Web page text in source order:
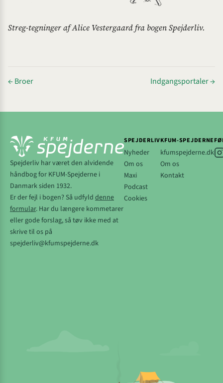
Streg-tegninger af Alice Vestergaard fra bogen Spejderliv.
← Broer Indgangsportaler →
Spejderliv har været den alvidende
håndbog for KFUM-Spejderne i
Danmark siden 1932.
Er der fejl i bogen? Så udfyld denne
formular. Har du længere kommetarer
eller gode forslag, så tøv ikke med at
skrive til os på
spejderliv@kfumspejderne.dk
SPEJDERLIV
Nyheder
Om os
Maxi
Podcast
Cookies
KFUM-SPEJDERNE
kfumspejderne.dk
Om os
Kontakt